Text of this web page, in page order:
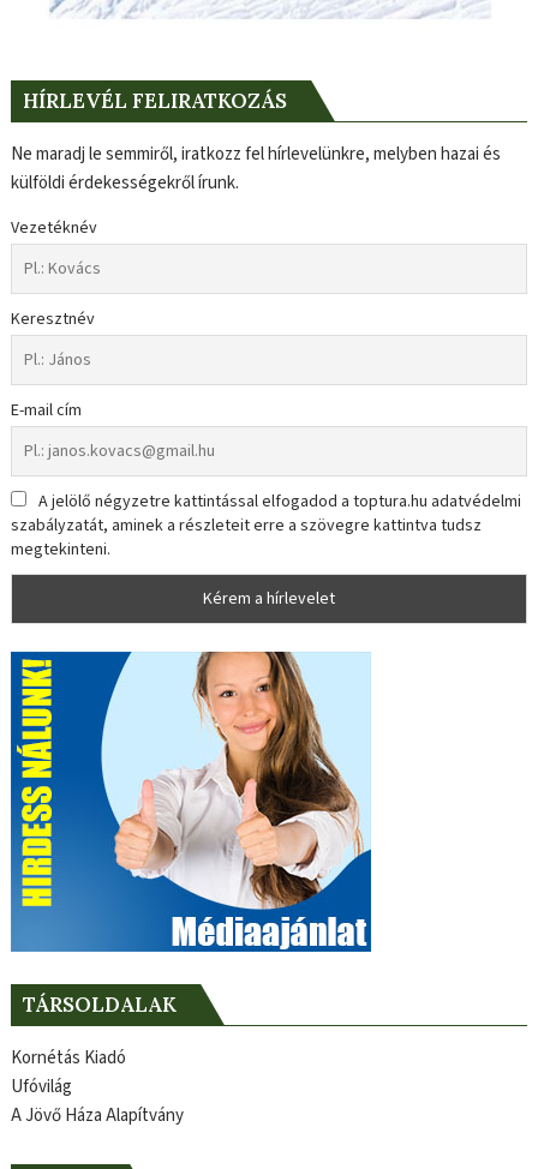
HÍRLEVÉL FELIRATKOZÁS
Ne maradj le semmiről, iratkozz fel hírlevelünkre, melyben hazai és
külföldi érdekességekről írunk.
Vezetéknév
Keresztnév
E-mail cím
A jelölő négyzetre kattintással elfogadod a toptura.hu adatvédelmi
szabályzatát, aminek a részleteit erre a szövegre kattintva tudsz
megtekinteni.
TÁRSOLDALAK
Kornétás Kiadó
Ufóvilág
A Jövő Háza Alapítvány